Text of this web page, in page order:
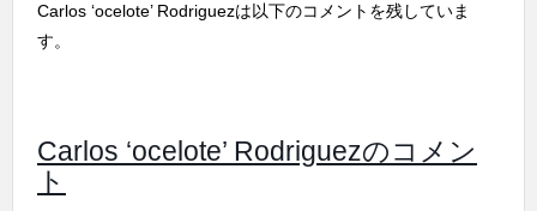
Carlos ‘ocelote’ Rodriguezは以下のコメントを残していま
す。
Carlos ‘ocelote’ Rodriguezのコメン
ト